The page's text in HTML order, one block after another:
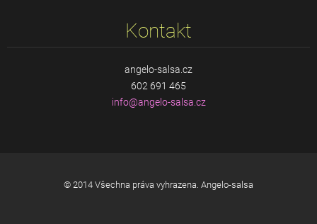
Kontakt
angelo-salsa.cz
602 691 465
info@angelo-salsa.cz
© 2014 Všechna práva vyhrazena. Angelo-salsa